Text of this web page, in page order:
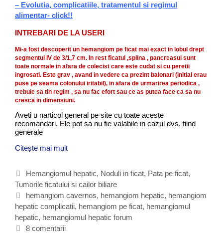
– Evolutia, complicatiile, tratamentul si regimul
alimentar- click!!
INTREBARI DE LA USERI
Mi-a fost descoperit un hemangiom pe ficat mai exact in lobul drept
segmentul IV de 3/1,7 cm. In rest ficatul ,splina , pancreasul sunt
toate normale in afara de colecist care este cudat si cu peretii
ingrosati. Este grav , avand in vedere ca prezint balonari (initial erau
puse pe seama colonului iritabil), in afara de urmarirea periodica ,
trebuie sa tin regim , sa nu fac efort sau ce as putea face ca sa nu
cresca in dimensiuni.
Aveti u narticol general pe site cu toate aceste
recomandari. Ele pot sa nu fie valabile in cazul dvs, fiind
generale
Citește mai mult
m
n
g
i
o
C
a
t
e
g
o
Hemangiomul hepatic, Noduli in ficat, Pata pe ficat,
Tumorile ficatului si cailor biliare
E
t
i
c
hemangiom cavernos, hemangiom hepatic, hemangiom
hepatic complicatii, hemangiom pe ficat, hemangiomul
hepatic, hemangiomul hepatic forum
8 comentarii